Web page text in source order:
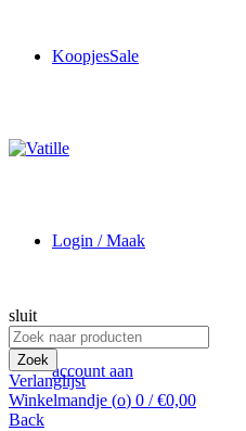
KoopjesSale
Login / Maak
account aan
sluit
Zoek
naar:
Zoek
Verlanglijst
Winkelmandje (o) 0 / €0,00
Back